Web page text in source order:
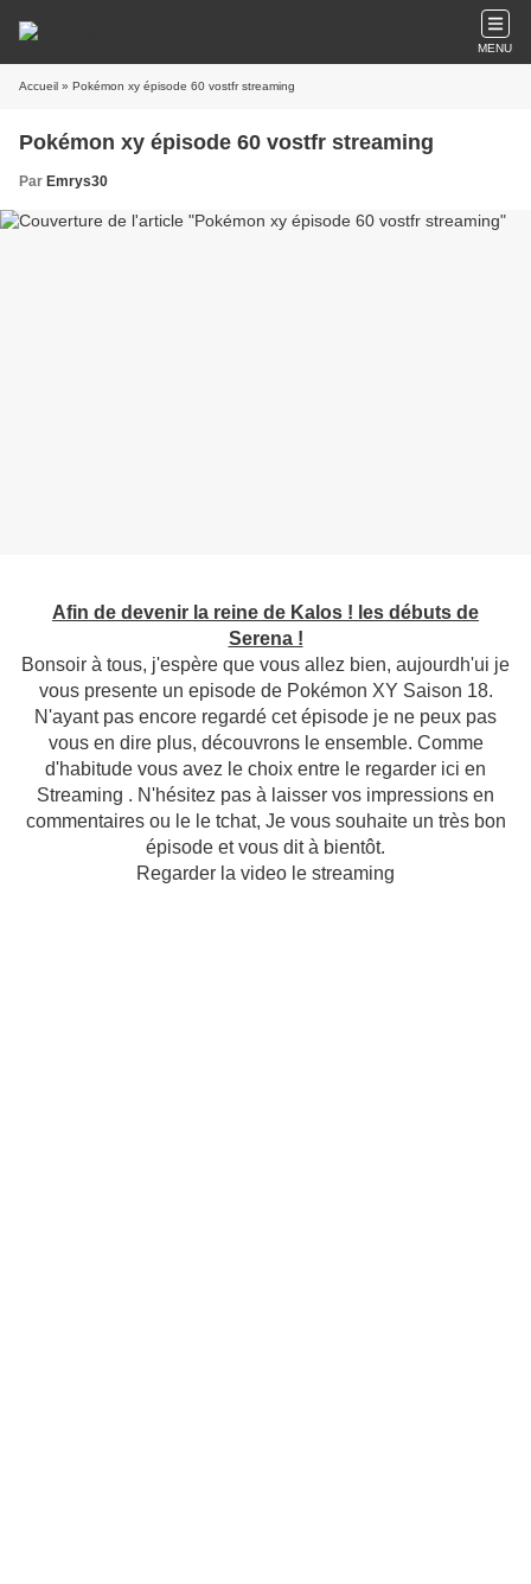
MENU
Accueil » Pokémon xy épisode 60 vostfr streaming
Pokémon xy épisode 60 vostfr streaming
Par Emrys30
Afin de devenir la reine de Kalos ! les débuts de
Serena !
Bonsoir à tous, j'espère que vous allez bien, aujourdh'ui je
vous presente un episode de Pokémon XY Saison 18.
N'ayant pas encore regardé cet épisode je ne peux pas
vous en dire plus, découvrons le ensemble. Comme
d'habitude vous avez le choix entre le regarder ici en
Streaming . N'hésitez pas à laisser vos impressions en
commentaires ou le le tchat, Je vous souhaite un très bon
épisode et vous dit à bientôt.
Regarder la video le streaming